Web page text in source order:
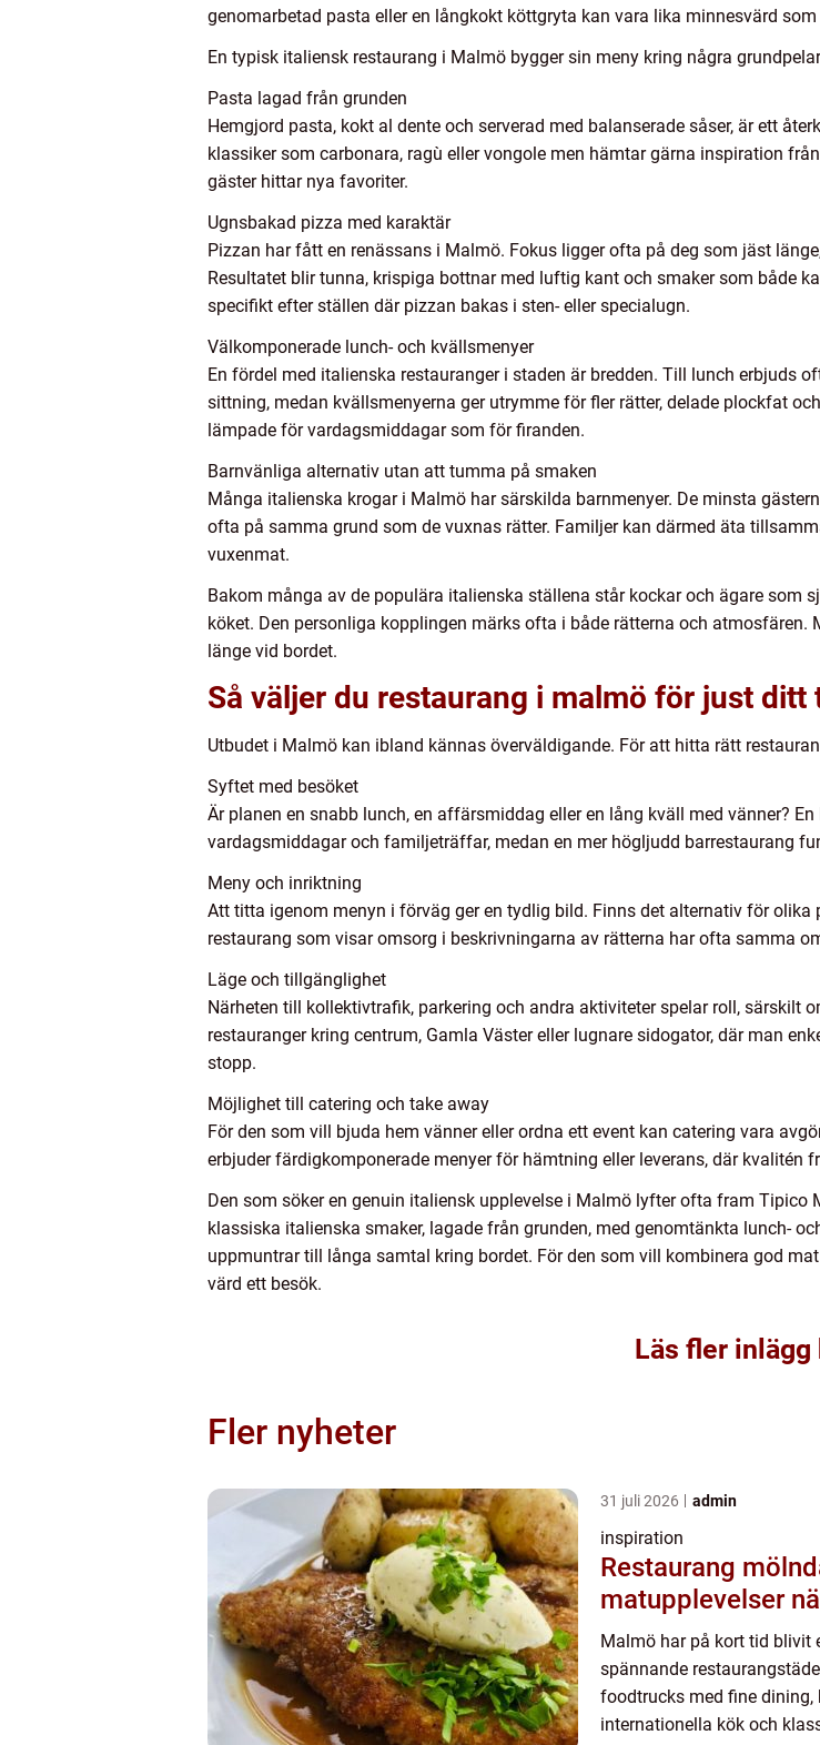
genomarbetad pasta eller en långkokt köttgryta kan vara lika minnesvärd
En typisk italiensk restaurang i Malmö bygger sin meny kring några
Pasta lagad från grunden
Hemgjord pasta, kokt al dente och serverad med balanserade såser, är ett
klassiker som carbonara, ragù eller vongole men hämtar gärna inspiration
gäster hittar nya favoriter.
Ugnsbakad pizza med karaktär
Pizzan har fått en renässans i Malmö. Fokus ligger ofta på deg som jäst
Resultatet blir tunna, krispiga bottnar med luftig kant och smaker som både
specifikt efter ställen där pizzan bakas i sten- eller specialugn.
Välkomponerade lunch- och kvällsmenyer
En fördel med italienska restauranger i staden är bredden. Till lunch erbjuds
sittning, medan kvällsmenyerna ger utrymme för fler rätter, delade plockfat
lämpade för vardagsmiddagar som för firanden.
Barnvänliga alternativ utan att tumma på smaken
Många italienska krogar i Malmö har särskilda barnmenyer. De minsta
ofta på samma grund som de vuxnas rätter. Familjer kan därmed äta
vuxenmat.
Bakom många av de populära italienska ställena står kockar och ägare som
köket. Den personliga kopplingen märks ofta i både rätterna och
länge vid bordet.
Så väljer du restaurang i malmö för just ditt
Utbudet i Malmö kan ibland kännas överväldigande. För att hitta rätt
Syftet med besöket
Är planen en snabb lunch, en affärsmiddag eller en lång kväll med vänner?
vardagsmiddagar och familjeträffar, medan en mer högljudd barrestaurang
Meny och inriktning
Att titta igenom menyn i förväg ger en tydlig bild. Finns det alternativ för olika
restaurang som visar omsorg i beskrivningarna av rätterna har ofta samma
Läge och tillgänglighet
Närheten till kollektivtrafik, parkering och andra aktiviteter spelar roll, särskilt
restauranger kring centrum, Gamla Väster eller lugnare sidogator, där man
stopp.
Möjlighet till catering och take away
För den som vill bjuda hem vänner eller ordna ett event kan catering vara
erbjuder färdigkomponerade menyer för hämtning eller leverans, där kvalitén
Den som söker en genuin italiensk upplevelse i Malmö lyfter ofta fram
klassiska italienska smaker, lagade från grunden, med genomtänkta lunch-
uppmuntrar till långa samtal kring bordet. För den som vill kombinera god
värd ett besök.
Läs fler inlägg
Fler nyheter
31 juli 2026 admin
inspiration
Restaurang
matupplevelser
Malmö har på kort tid blivit
spännande
foodtrucks med fine dining,
internationella kök och